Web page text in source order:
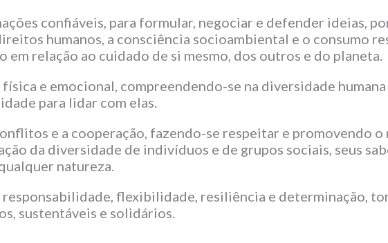
confiáveis, para formular, negociar e defender ideias,
humanos, a consciência socioambiental e o consumo
relação ao cuidado de si mesmo, dos outros e do planeta.
e emocional, compreendendo-se na diversidade
para lidar com elas.
e a cooperação, fazendo-se respeitar e promovendo
da diversidade de indivíduos e de grupos sociais, seus
natureza.
flexibilidade, resiliência e determinação,
sustentáveis e solidários.